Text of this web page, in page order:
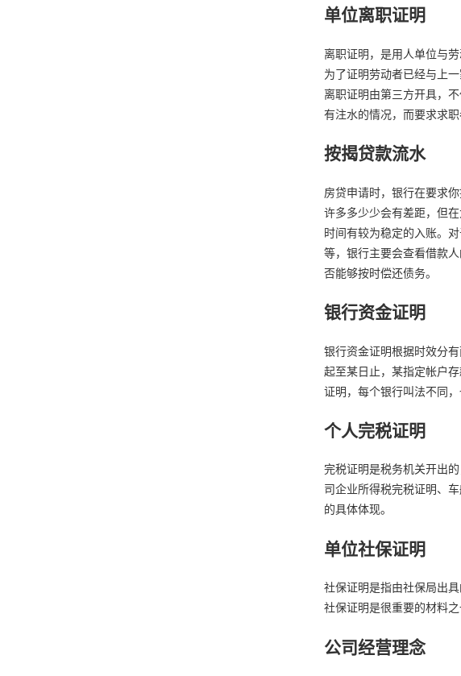
单位离职证明
离职证明，是用人单位与
为了证明劳动者已经与上
离职证明由第三方开具，
有注水的情况，而要求求
按揭贷款流水
房贷申请时，银行在要求
许多多少少会有差距，但
时间有较为稳定的入账。
等，银行主要会查看借款
否能够按时偿还债务。
银行资金证明
银行资金证明根据时效分
起至某日止，某指定帐户
证明，每个银行叫法不同
个人完税证明
完税证明是税务机关开出
司企业所得税完税证明、
的具体体现。
单位社保证明
社保证明是指由社保局出
社保证明是很重要的材料
公司经营理念